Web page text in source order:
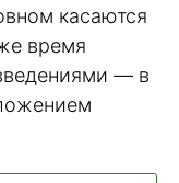
касаются
время
— в